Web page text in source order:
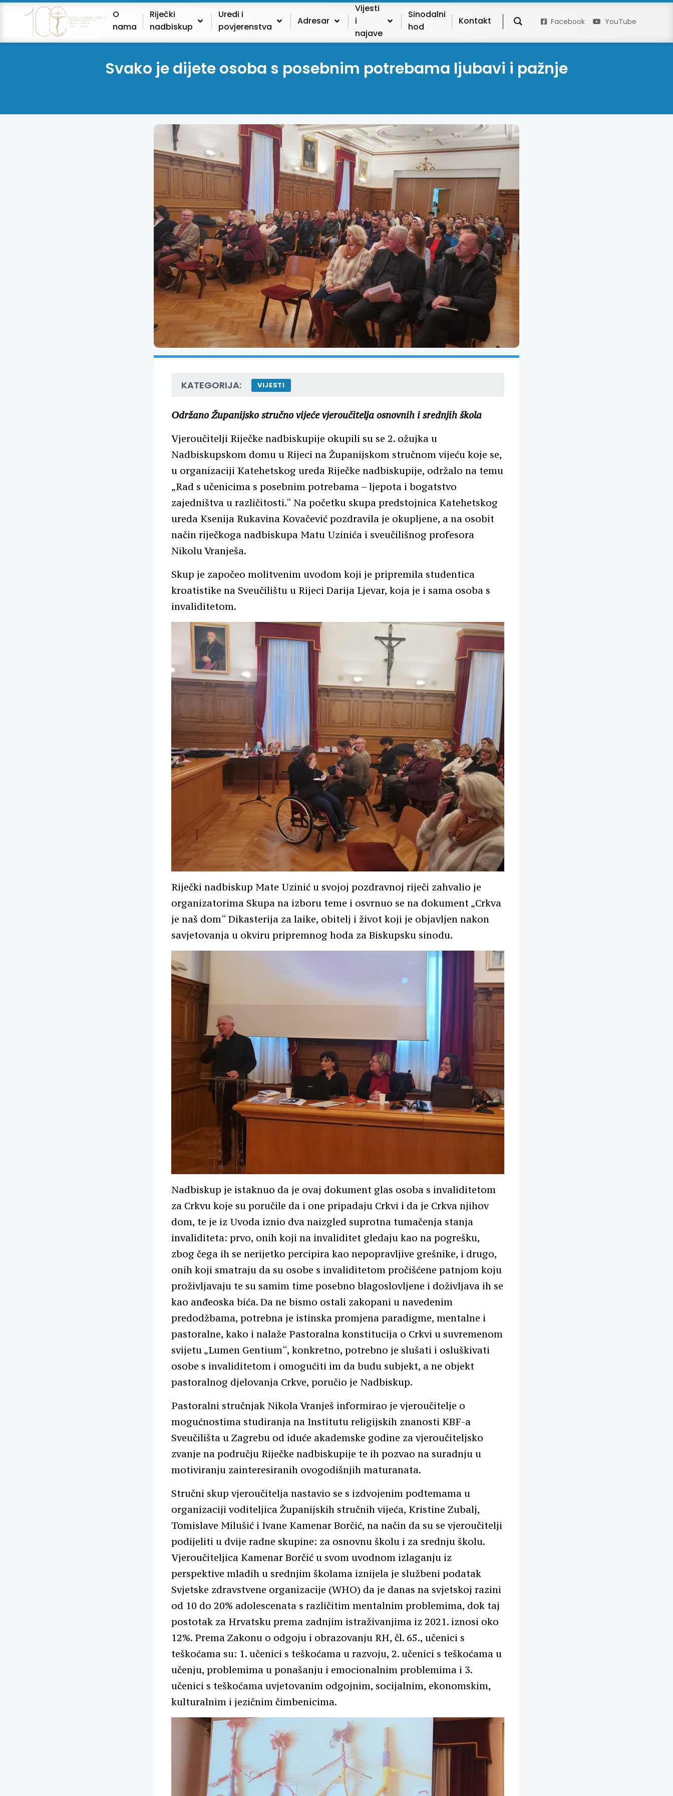
O
nama
Riječki
nadbiskup
Uredi i
povjerenstva
Adresar
Vijesti
i
najave
Sinodalni
hod
Kontakt Facebook YouTube
Svako je dijete osoba s posebnim potrebama ljubavi i pažnje
KATEGORIJA: VIJESTI
Održano Županijsko stručno vijeće vjeroučitelja osnovnih i srednjih škola
Vjeroučitelji Riječke nadbiskupije okupili su se 2. ožujka u
Nadbiskupskom domu u Rijeci na Županijskom stručnom vijeću koje se,
u organizaciji Katehetskog ureda Riječke nadbiskupije, održalo na temu
„Rad s učenicima s posebnim potrebama – ljepota i bogatstvo
zajedništva u različitosti.“ Na početku skupa predstojnica Katehetskog
ureda Ksenija Rukavina Kovačević pozdravila je okupljene, a na osobit
način riječkoga nadbiskupa Matu Uzinića i sveučilišnog profesora
Nikolu Vranješa.
Skup je započeo molitvenim uvodom koji je pripremila studentica
kroatistike na Sveučilištu u Rijeci Darija Ljevar, koja je i sama osoba s
invaliditetom.
Riječki nadbiskup Mate Uzinić u svojoj pozdravnoj riječi zahvalio je
organizatorima Skupa na izboru teme i osvrnuo se na dokument „Crkva
je naš dom“ Dikasterija za laike, obitelj i život koji je objavljen nakon
savjetovanja u okviru pripremnog hoda za Biskupsku sinodu.
Nadbiskup je istaknuo da je ovaj dokument glas osoba s invaliditetom
za Crkvu koje su poručile da i one pripadaju Crkvi i da je Crkva njihov
dom, te je iz Uvoda iznio dva naizgled suprotna tumačenja stanja
invaliditeta: prvo, onih koji na invaliditet gledaju kao na pogrešku,
zbog čega ih se nerijetko percipira kao nepopravljive grešnike, i drugo,
onih koji smatraju da su osobe s invaliditetom pročišćene patnjom koju
proživljavaju te su samim time posebno blagoslovljene i doživljava ih se
kao anđeoska bića. Da ne bismo ostali zakopani u navedenim
predodžbama, potrebna je istinska promjena paradigme, mentalne i
pastoralne, kako i nalaže Pastoralna konstitucija o Crkvi u suvremenom
svijetu „Lumen Gentium“, konkretno, potrebno je slušati i osluškivati
osobe s invaliditetom i omogućiti im da budu subjekt, a ne objekt
pastoralnog djelovanja Crkve, poručio je Nadbiskup.
Pastoralni stručnjak Nikola Vranješ informirao je vjeroučitelje o
mogućnostima studiranja na Institutu religijskih znanosti KBF-a
Sveučilišta u Zagrebu od iduće akademske godine za vjeroučiteljsko
zvanje na području Riječke nadbiskupije te ih pozvao na suradnju u
motiviranju zainteresiranih ovogodišnjih maturanata.
Stručni skup vjeroučitelja nastavio se s izdvojenim podtemama u
organizaciji voditeljica Županijskih stručnih vijeća, Kristine Zubalj,
Tomislave Milušić i Ivane Kamenar Borčić, na način da su se vjeroučitelji
podijeliti u dvije radne skupine: za osnovnu školu i za srednju školu.
Vjeroučiteljica Kamenar Borčić u svom uvodnom izlaganju iz
perspektive mladih u srednjim školama iznijela je službeni podatak
Svjetske zdravstvene organizacije (WHO) da je danas na svjetskoj razini
od 10 do 20% adolescenata s različitim mentalnim problemima, dok taj
postotak za Hrvatsku prema zadnjim istraživanjima iz 2021. iznosi oko
12%. Prema Zakonu o odgoju i obrazovanju RH, čl. 65., učenici s
teškoćama su: 1. učenici s teškoćama u razvoju, 2. učenici s teškoćama u
učenju, problemima u ponašanju i emocionalnim problemima i 3.
učenici s teškoćama uvjetovanim odgojnim, socijalnim, ekonomskim,
kulturalnim i jezičnim čimbenicima.